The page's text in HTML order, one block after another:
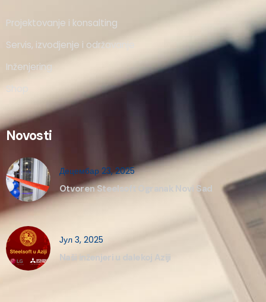
Projektovanje i konsalting
Servis, izvodjenje i održavanje
Inženjering
Shop
Novosti
Децембар 23, 2025
Otvoren Steelsoft Ogranak Novi Sad
Јул 3, 2025
Naši inženjeri u dalekoj Aziji